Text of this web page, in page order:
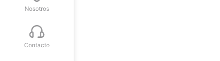
Nosotros
Contacto